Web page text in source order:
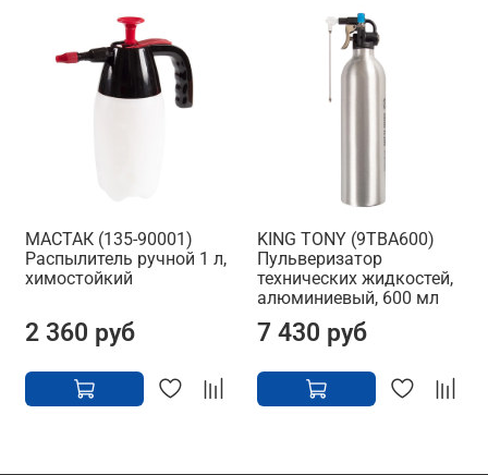
МАСТАК (135-90001)
Распылитель ручной 1 л,
химостойкий
2 360 руб
KING TONY (9TBA600)
Пульверизатор
технических жидкостей,
алюминиевый, 600 мл
7 430 руб